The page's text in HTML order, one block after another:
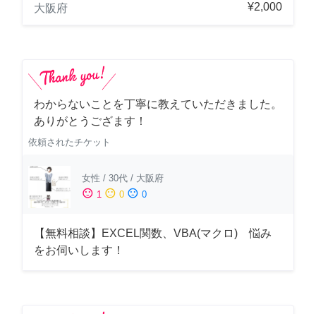
大阪府
¥2,000
わからないことを丁寧に教えていただきました。
ありがとうござます！
依頼されたチケット
女性 / 30代 / 大阪府
sentiment_satisfied 1 sentiment_neutral 0 sentiment_dissatisfied 0
【無料相談】EXCEL関数、VBA(マクロ) 悩み
をお伺いします！